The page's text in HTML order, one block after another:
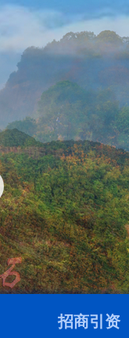
招商引资